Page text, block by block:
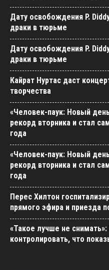
Дату освобождения P.
драки в тюрьме
Дату освобождения P.
драки в тюрьме
Кайрат Нуртас даст
творчества
«Человек-паук: Новый
рекорд вторника и стал
года
«Человек-паук: Новый
рекорд вторника и стал
года
Перес Хилтон
прямого эфира и приезда
«Такое лучше не
контролировать, что